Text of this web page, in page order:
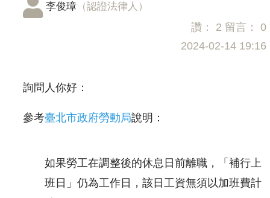
李俊璋 （認證法律人）
讚： 2 留言： 0
2024-02-14 19:16
詢問人你好：
參考臺北市政府勞動局說明：
如果勞工在調整後的休息日前離職，「補行上
班日」仍為工作日，該日工資無須以加班費計